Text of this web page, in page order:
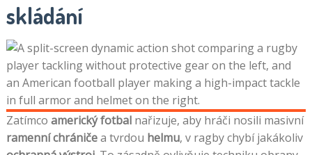
skládání
Zatímco americký fotbalnařizuje, aby hráči nosili masivní
ramenní chráničea tvrdou helmu, v ragby chybí jakákoliv